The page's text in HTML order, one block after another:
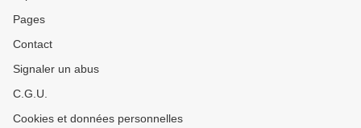
Pages
Contact
Signaler un abus
C.G.U.
Cookies et données personnelles